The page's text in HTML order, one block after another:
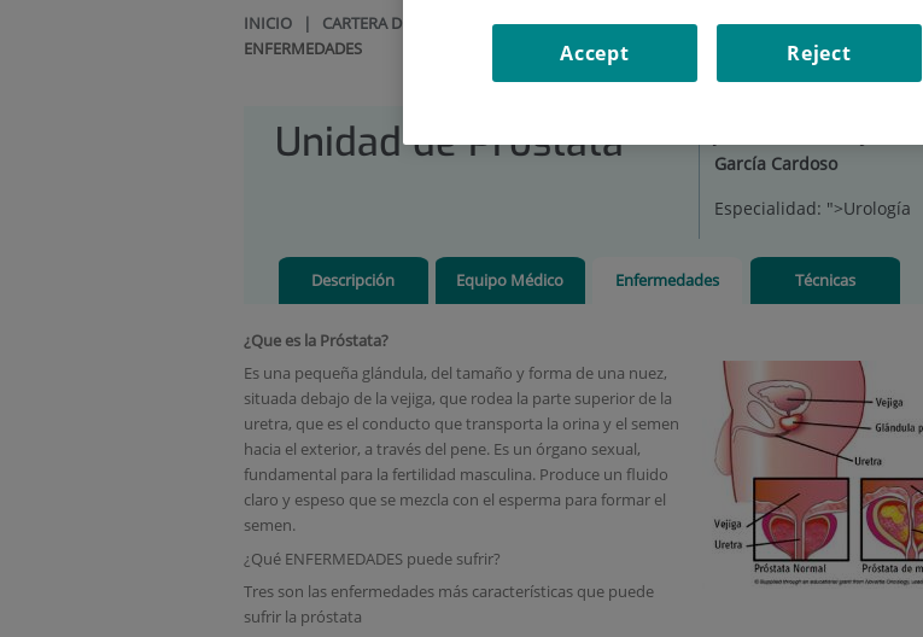
INICIO | CARTERA DE SERVICIOS |UROLOGÍA|UNIDADES |UNIDAD DE PRÓSTATA|
ENFERMEDADES
Unidad de Próstata
García Cardoso
Especialidad: ">Urología
Descripción Equipo Médico Enfermedades Técnicas
¿Que es la Próstata?
Es una pequeña glándula, del tamaño y forma de una nuez,
situada debajo de la vejiga, que rodea la parte superior de la
uretra, que es el conducto que transporta la orina y el semen
hacia el exterior, a través del pene. Es un órgano sexual,
fundamental para la fertilidad masculina. Produce un fluido
claro y espeso que se mezcla con el esperma para formar el
semen.
¿Qué ENFERMEDADES puede sufrir?
Tres son las enfermedades más características que puede
sufrir la próstata
Reject
Accept